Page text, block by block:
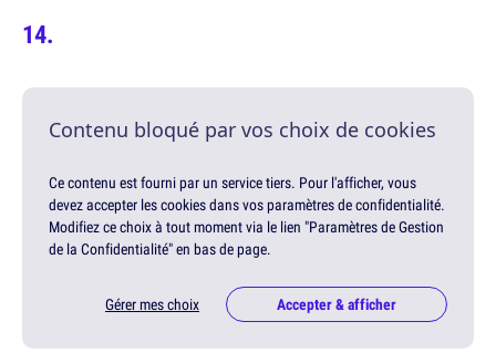
Contenu bloqué par vos choix de cookies
Ce contenu est fourni par un service tiers. Pour l'afficher, vous
devez accepter les cookies dans vos paramètres de confidentialité.
Modifiez ce choix à tout moment via le lien "Paramètres de Gestion
de la Confidentialité" en bas de page.
Gérer mes choix Accepter & afficher